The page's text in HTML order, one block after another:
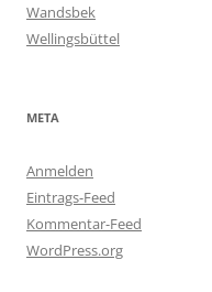
Wandsbek
Wellingsbüttel
META
Anmelden
Eintrags-Feed
Kommentar-Feed
WordPress.org